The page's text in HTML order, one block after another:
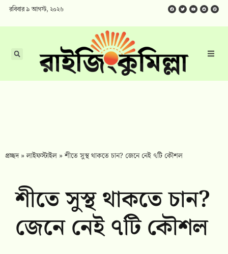
রবিবার ৯ আগস্ট, ২০২৬
প্রচ্ছদ»লাইফস্টাইল »শীতে সুস্থ থাকতে চান? জেনে নেই ৭টি কৌশল
শীতে সুস্থ থাকতে চান?
জেনে নেই ৭টি কৌশল